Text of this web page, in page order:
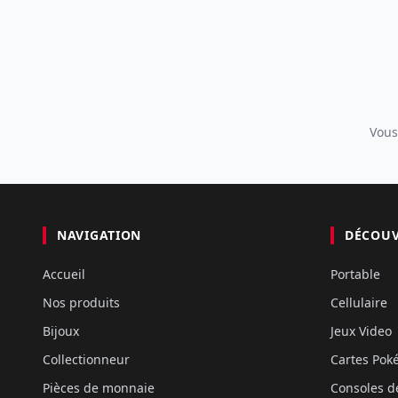
NAVIGATION
Accueil
Nos produits
Bijoux
Collectionneur
Pièces de monnaie
Portable
Cellulaire
Jeux Video
Cartes
Consoles